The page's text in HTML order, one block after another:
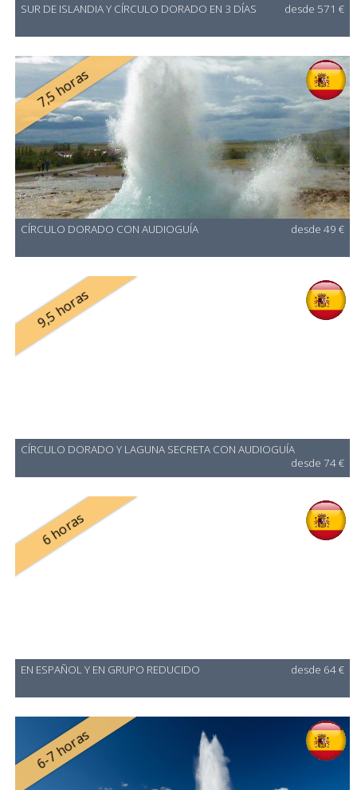
SUR DE ISLANDIA Y CÍRCULO DORADO EN 3 DÍAS desde 571 €
7,5 horas
CÍRCULO DORADO CON AUDIOGUÍA desde 49 €
9,5 horas
CÍRCULO DORADO Y LAGUNA SECRETA CON AUDIOGUÍA
desde 74 €
6 horas
EN ESPAÑOL Y EN GRUPO REDUCIDO desde 64 €
6-7 horas